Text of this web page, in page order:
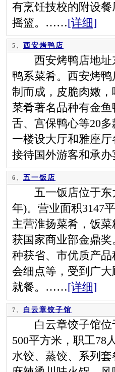
有烹饪技校的附设
摇篮。……[详细]
5、 西安烤鸭店
西安烤鸭店地址
鸭系菜肴。西安烤
制而成，皮脆肉嫩
菜肴著名品种有金
舌、宫保鸭心等20
一楼设大厅和雅座
接待国外游客和承
6、 五一饭店
五一饭店位于东大
年)。营业面积3147
主营淮扬菜肴，饭
获国家商业部金鼎
种获省、市优质产
会细点等，受到广
就餐。……[详细]
7、 白云章饺子馆
白云章饺子馆位于
500平方米，职工78
水饺、蒸饺、系列